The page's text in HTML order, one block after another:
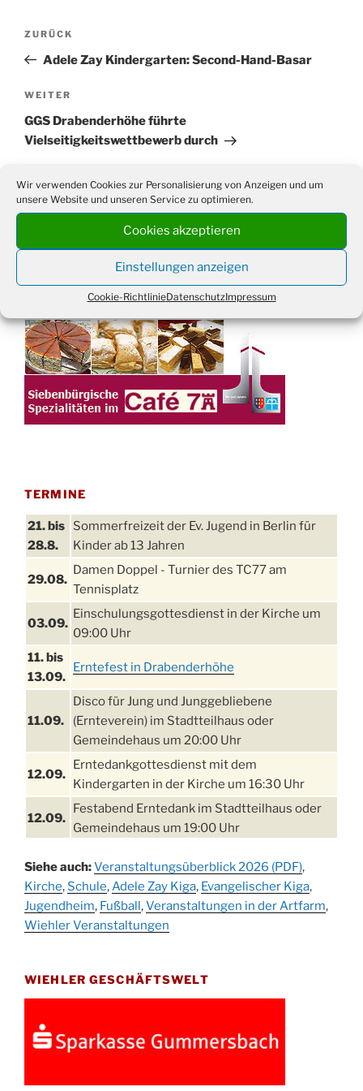
Wir verwenden Cookies zur Personalisierung von Anzeigen und um
unsere Website und unseren Service zu optimieren.
Cookies akzeptieren
Einstellungen anzeigen
Cookie-RichtlinieDatenschutzImpressum
Beitragsnavigation
Vorheriger
Beitrag
ZURÜCK
Adele Zay Kindergarten: Second-Hand-Basar
Nächster
Beitrag
WEITER
GGS Drabenderhöhe führte
Vielseitigkeitswettbewerb durch
nach:
WERBUNG
TERMINE
21. bis
28.8.
Sommerfreizeit der Ev. Jugend in Berlin für
Kinder ab 13 Jahren
29.08.
Damen Doppel - Turnier des TC77 am
Tennisplatz
03.09.
Einschulungsgottesdienst in der Kirche um
09:00 Uhr
11. bis
13.09.
Erntefest in Drabenderhöhe
11.09.
Disco für Jung und Junggebliebene
(Ernteverein) im Stadtteilhaus oder
Gemeindehaus um 20:00 Uhr
12.09.
Erntedankgottesdienst mit dem
Kindergarten in der Kirche um 16:30 Uhr
12.09.
Festabend Erntedank im Stadtteilhaus oder
Gemeindehaus um 19:00 Uhr
13.09.
Stadtteilhaus um 14:00 Uhr
19.09.
Schlagerabend im Stadtteilhaus
Drabenderhöhe
Kinderbibeltag im Ev. Gemeindehaus von 10-
12 Uhr
09.10.
Kirche
Siehe auch:Veranstaltungsüberblick 2026 (PDF),
Kirche, Schule,Adele Zay Kiga, Evangelischer Kiga,
Jugendheim, Fußball,Veranstaltungen in der Artfarm,
Wiehler Veranstaltungen
WIEHLER GESCHÄFTSWELT